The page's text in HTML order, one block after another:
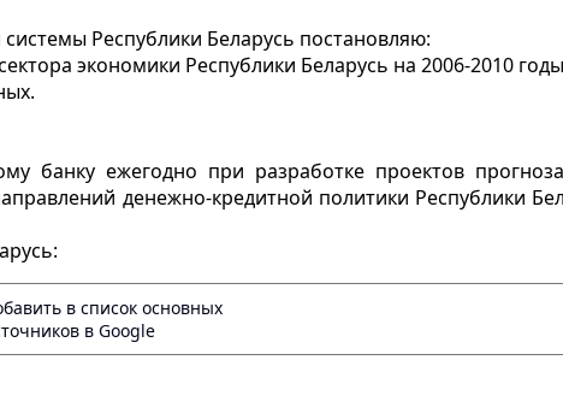
Республики Беларусь постановляю:
экономики Республики Беларусь на 2006-2010
банку ежегодно при разработке проектов
денежно-кредитной политики Республики
в список основных
в Google